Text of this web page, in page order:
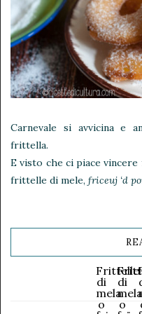
Carnevale si avvicina e
frittella.
E visto che ci piace vincere
frittelle di mele, friceuj ‘d
Frittelle
di
mela
o
di
mela
o